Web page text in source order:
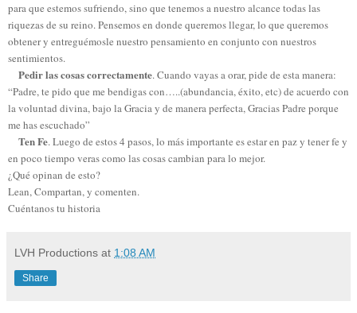
para que estemos sufriendo, sino que tenemos a nuestro alcance todas las
riquezas de su reino. Pensemos en donde queremos llegar, lo que queremos
obtener y entreguémosle nuestro pensamiento en conjunto con nuestros
sentimientos.
Pedir las cosas correctamente. Cuando vayas a orar, pide de esta manera:
“Padre, te pido que me bendigas con…..(abundancia, éxito, etc) de acuerdo con
la voluntad divina, bajo la Gracia y de manera perfecta, Gracias Padre porque
me has escuchado”
Ten Fe. Luego de estos 4 pasos, lo más importante es estar en paz y tener fe y
en poco tiempo veras como las cosas cambian para lo mejor.
¿Qué opinan de esto?
Lean, Compartan, y comenten.
Cuéntanos tu historia
LVH Productions at 1:08 AM
Share